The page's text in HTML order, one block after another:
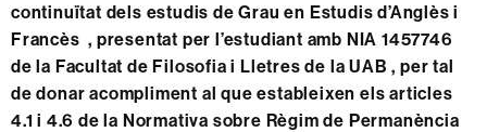
continuïtat dels estudis de Grau en Estudis d’Anglès i
Francès , presentat per l’estudiant amb NIA 1457746
de la Facultat de Filosofia i Lletres de la UAB , per tal
de donar acompliment al que estableixen els articles
4.1 i 4.6 de la Normativa sobre Règim de Permanència